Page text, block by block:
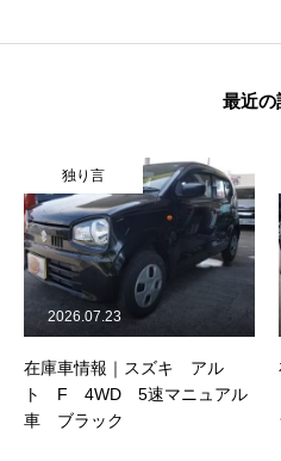
最近の
独り言
在庫車情報｜スズキ アル
ト F 4WD 5速マニュアル
車 ブラック
2026.07.23